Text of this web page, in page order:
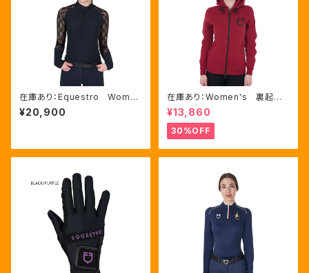
在庫あり：Equestro Wome
n’ｓ レース長袖トレーニングシ
ャツ（ETW00269）
¥20,900
在庫あり：Women's 裏起
毛 サイドライン ロゴフーデ
ィ 2色（ETW00186）
¥13,860
30%OFF